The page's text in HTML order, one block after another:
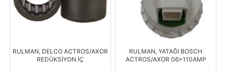
RULMAN, DELCO ACTROS/AXOR
REDÜKSİYON İÇ
RULMAN, YATAĞI BOSCH
ACTROS/AXOR 06>110AMP